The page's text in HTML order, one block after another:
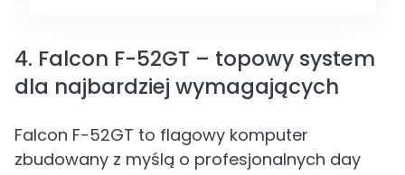
4. Falcon F-52GT – topowy system
dla najbardziej wymagających
Falcon F-52GT to flagowy komputer
zbudowany z myślą o profesjonalnych day